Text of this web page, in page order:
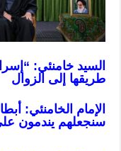
السيد خامنئي:
طريقها إلى الزوال
الإمام الخامنئي:
سنجعلهم يندمون